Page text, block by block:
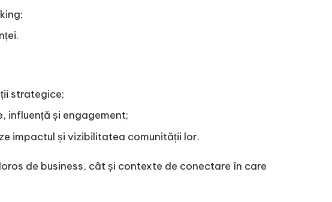
strategice;
influență și engagement;
impactul și vizibilitatea comunității lor.
de business, cât și contexte de conectare în care